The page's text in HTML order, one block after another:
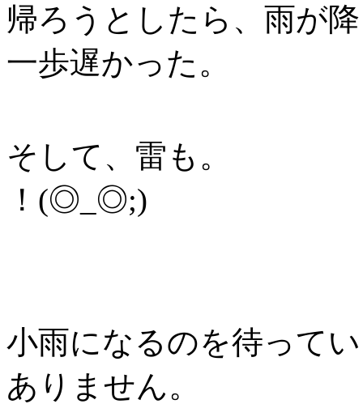
帰ろうとしたら、雨が
一歩遅かった。
そして、雷も。
！(◎_◎;)
小雨になるのを待って
ありません。